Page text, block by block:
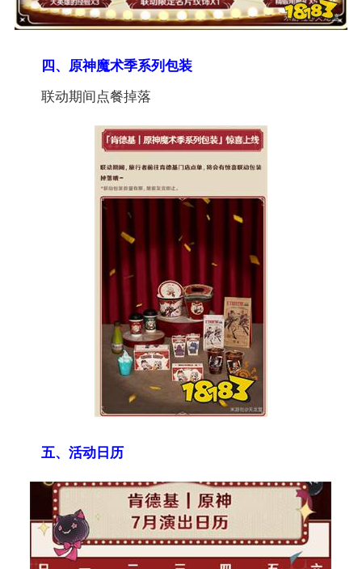
四、原神魔术季系列包装
联动期间点餐掉落
五、活动日历